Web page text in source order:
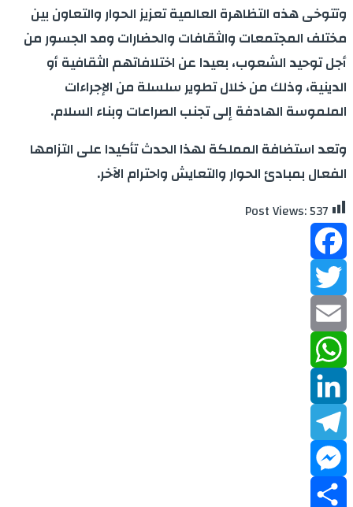
وتتوخى هذه التظاهرة العالمية تعزيز الحوار والتعاون بين
مختلف المجتمعات والثقافات والحضارات ومد الجسور من
أجل توحيد الشعوب، بعيدا عن اختلافاتهم الثقافية أو
الدينية، وذلك من خلال تطوير سلسلة من الإجراءات
الملموسة الهادفة إلى تجنب الصراعات وبناء السلام.
وتعد استضافة المملكة لهذا الحدث تأكيدا على التزامها
الفعال بمبادئ الحوار والتعايش واحترام الآخر.
Post Views:537
Facebook
Twitter
Email
WhatsApp
LinkedIn
Telegram
Messenger